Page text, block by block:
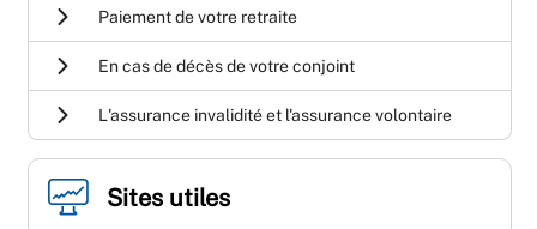
Paiement de votre retraite
En cas de décès de votre conjoint
L'assurance invalidité et l'assurance volontaire
Sites utiles